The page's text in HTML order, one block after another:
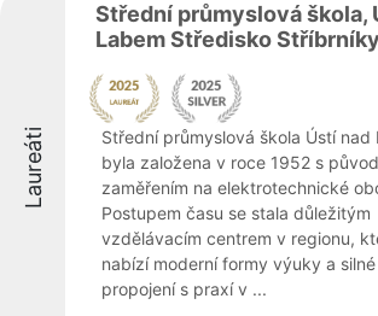
Laureáti
Střední průmyslová škola,
Labem Středisko Stříbrníky
Střední průmyslová škola Ústí nad
byla založena v roce 1952 s
zaměřením na elektrotechnické
Postupem času se stala důležitým
vzdělávacím centrem v regionu,
nabízí moderní formy výuky a silné
propojení s praxí v ...